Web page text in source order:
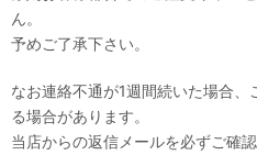
ん。
予めご了承下さい。
なお連絡不通が1週間続いた場合
る場合があります。
当店からの返信メールを必ずご確認